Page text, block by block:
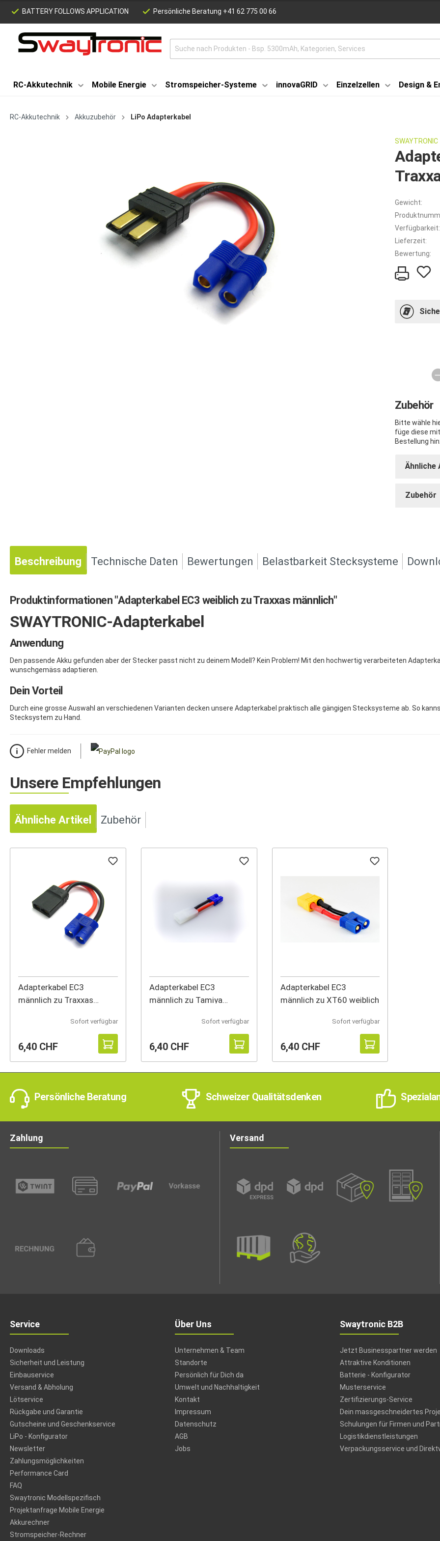
BATTERY FOLLOWS APPLICATION Persönliche Beratung +41 62 775 00 66
RC-Akkutechnik Mobile Energie Stromspeicher-Systeme innovaGRID Einzelzellen Design &
RC-Akkutechnik Akkuzubehör LiPo Adapterkabel
SWAYTRONIC
Gewicht:
Verfügbarkeit:
Lieferzeit:
Bewertung:
Zubehör
Bitte wähle
füge diese
Bestellung
Ähnliche
Zubehör
Beschreibung Technische Daten Bewertungen Belastbarkeit Stecksysteme
Produktinformationen "Adapterkabel EC3 weiblich zu Traxxas männlich"
SWAYTRONIC-Adapterkabel
Anwendung
Den passende Akku gefunden aber der Stecker passt nicht zu deinem Modell? Kein Problem! Mit den hochwertig verarbeiteten
wunschgemäss adaptieren.
Dein Vorteil
Durch eine grosse Auswahl an verschiedenen Varianten decken unsere Adapterkabel praktisch alle gängigen Stecksysteme ab. So
Stecksystem zu Hand.
Fehler melden
Unsere Empfehlungen
Ähnliche Artikel Zubehör
Adapterkabel EC3
männlich zu Traxxas
Sofort verfügbar
6,40 CHF
Adapterkabel EC3
männlich zu Tamiya
Sofort verfügbar
6,40 CHF
Adapterkabel EC3
männlich zu XT60 weiblich
Sofort verfügbar
6,40 CHF
Persönliche Beratung Schweizer Qualitätsdenken
Zahlung Versand
Service
Downloads
Sicherheit und Leistung
Einbauservice
Versand & Abholung
Lötservice
Rückgabe und Garantie
Gutscheine und Geschenkservice
LiPo - Konfigurator
Newsletter
Zahlungsmöglichkeiten
Performance Card
FAQ
Swaytronic Modellspezifisch
Projektanfrage Mobile Energie
Akkurechner
Stromspeicher-Rechner
Über Uns
Unternehmen & Team
Standorte
Persönlich für Dich da
Umwelt und Nachhaltigkeit
Kontakt
Impressum
Datenschutz
AGB
Jobs
Swaytronic B2B
Jetzt Businesspartner werden
Attraktive Konditionen
Batterie - Konfigurator
Musterservice
Zertifizierungs-Service
Dein massgeschneidertes
Schulungen für Firmen und
Logistikdienstleistungen
Verpackungsservice und